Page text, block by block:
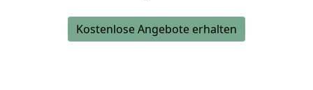
Kostenlose Angebote erhalten